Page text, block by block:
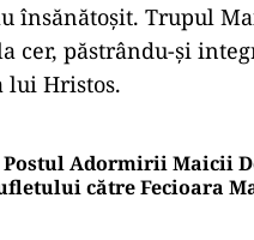
însănătoșit. Trupul
cer, păstrându-și
lui Hristos.
Postul Adormirii Maicii
către Fecioara